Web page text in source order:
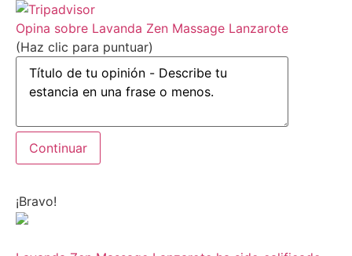
Opina sobre Lavanda Zen Massage Lanzarote
(Haz clic para puntuar)
¡Bravo!